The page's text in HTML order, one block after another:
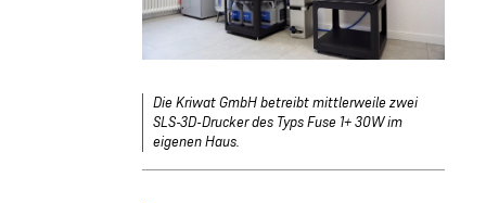
Die Kriwat GmbH betreibt mittlerweile zwei
SLS-3D-Drucker des Typs Fuse 1+ 30W im
eigenen Haus.